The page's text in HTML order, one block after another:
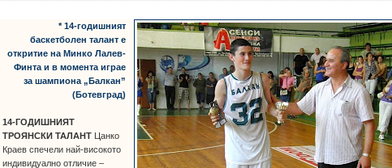
* 14-годишният
баскетболен талант е
откритие на Минко Лалев-
Финта и в момента играе
за шампиона „Балкан”
(Ботевград)
14-ГОДИШНИЯТ
ТРОЯНСКИ ТАЛАНТ Цанко
Краев спечели най-високото
индивидуално отличие –